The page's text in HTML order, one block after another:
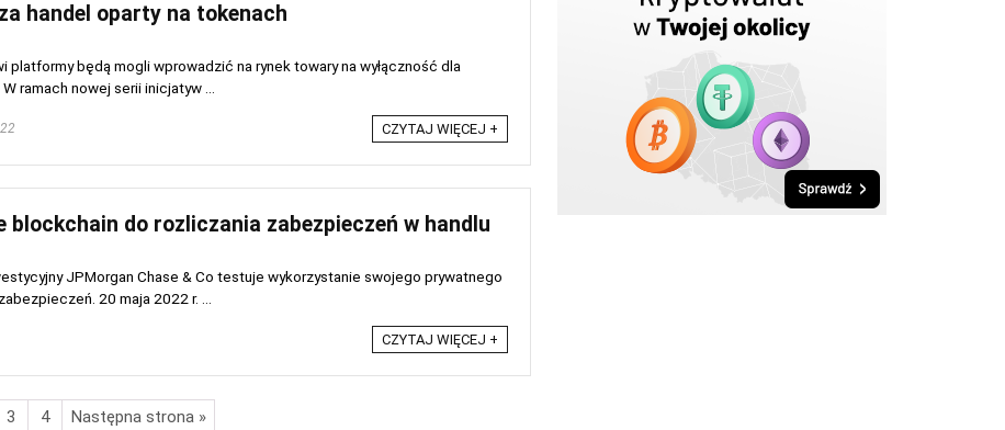
handel oparty na tokenach
platformy będą mogli wprowadzić na rynek towary na wyłączność dla
ramach nowej serii inicjatyw ...
CZYTAJ WIĘCEJ +
blockchain do rozliczania zabezpieczeń w handlu
JPMorgan Chase & Co testuje wykorzystanie swojego prywatnego
20 maja 2022 r. ...
CZYTAJ WIĘCEJ +
3 4 Następna strona »